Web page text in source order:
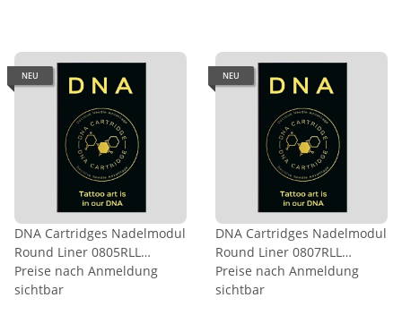
NEU
DNA Cartridges Nadelmodul
Round Liner 0805RLL
0,25mm
Preise nach Anmeldung
sichtbar
NEU
DNA Cartridges Nadelmodul
Round Liner 0807RLL
0,25mm
Preise nach Anmeldung
sichtbar